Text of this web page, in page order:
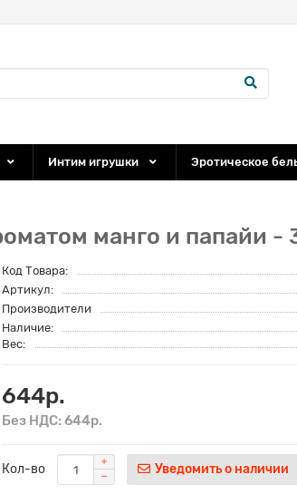
Интим игрушки Эротическое
манго и папайи -
Код Товара:
Артикул:
Производители
Наличие:
Вес:
644р.
Без НДС: 644р.
Кол-во Уведомить о наличии